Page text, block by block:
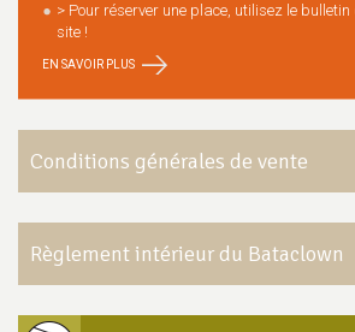
> Pour réserver une place, utilisez le
site !
EN SAVOIR PLUS
Conditions générales de vente
Règlement intérieur du Bataclown